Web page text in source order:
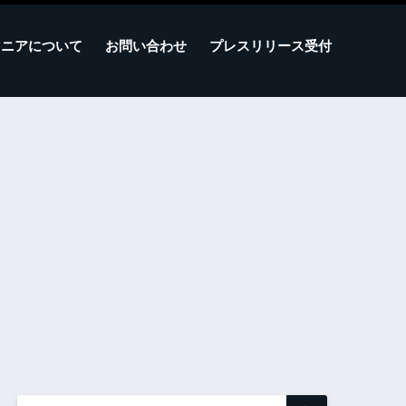
アについて お問い合わせ プレスリリース受付